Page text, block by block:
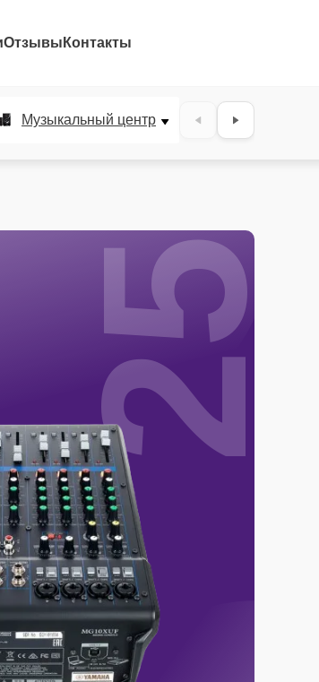
Отзывы Контакты
Музыкальный центр DJ-пульт
25%